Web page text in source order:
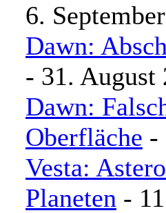
6.
Dawn:
- 31. August
Dawn:
Oberfläche -
Vesta:
Planeten -